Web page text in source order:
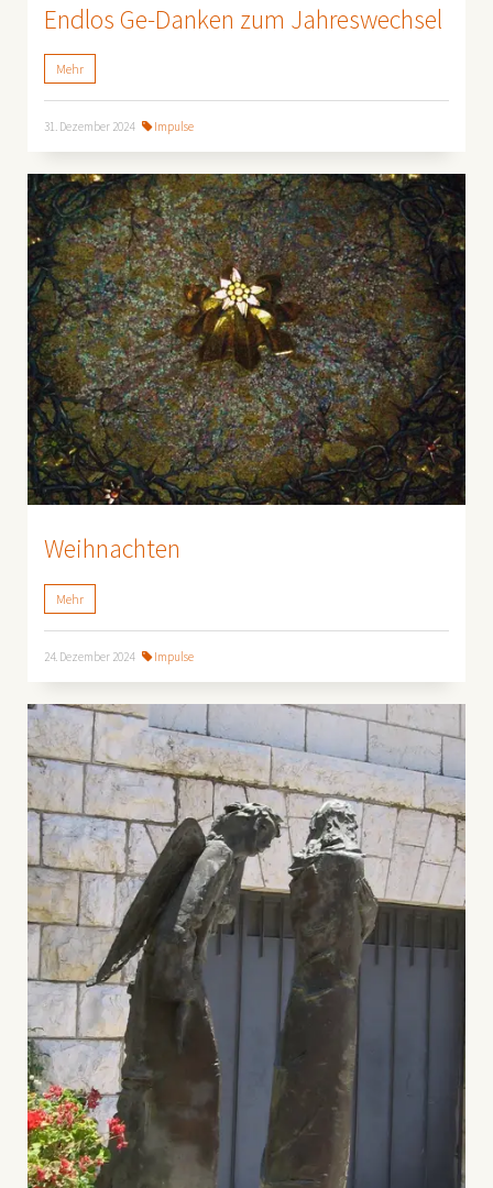
Endlos Ge-Danken zum Jahreswechsel
Mehr
31. Dezember 2024 Impulse
Weihnachten
Mehr
24. Dezember 2024 Impulse